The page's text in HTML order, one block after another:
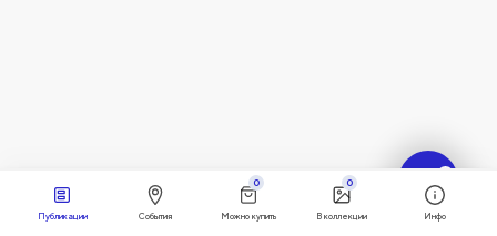
Публикации События Можно купить
0
В коллекции
0
Инфо